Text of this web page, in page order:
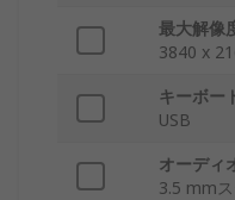
最大解像
3840 x
キーボー
USB
オーディ
3.5 mm